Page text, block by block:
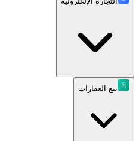
بيع العقارات